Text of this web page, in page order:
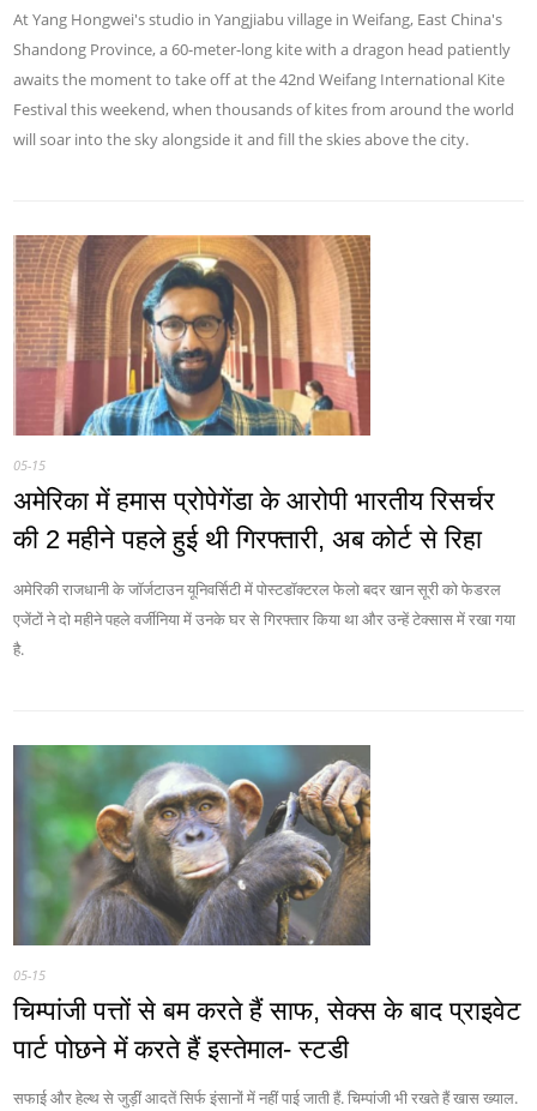
At Yang Hongwei's studio in Yangjiabu village in Weifang, East China's
Shandong Province, a 60-meter-long kite with a dragon head patiently
awaits the moment to take off at the 42nd Weifang International Kite
Festival this weekend, when thousands of kites from around the world
will soar into the sky alongside it and fill the skies above the city.
05-15
अमेरिका में हमास प्रोपेगेंडा के आरोपी भारतीय रिसर्चर
की 2 महीने पहले हुई थी गिरफ्तारी, अब कोर्ट से रिहा
अमेरिकी राजधानी के जॉर्जटाउन यूनिवर्सिटी में पोस्टडॉक्टरल फेलो बदर खान सूरी को फेडरल
एजेंटों ने दो महीने पहले वर्जीनिया में उनके घर से गिरफ्तार किया था और उन्हें टेक्सास में रखा गया
है.
05-15
चिम्पांजी पत्तों से बम करते हैं साफ, सेक्स के बाद प्राइवेट
पार्ट पोछने में करते हैं इस्तेमाल- स्टडी
सफाई और हेल्थ से जुड़ीं आदतें सिर्फ इंसानों में नहीं पाई जाती हैं. चिम्पांजी भी रखते हैं खास ख्याल.